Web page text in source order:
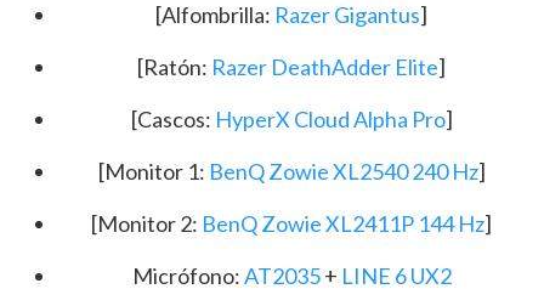
[Alfombrilla: Razer Gigantus]
[Ratón: Razer DeathAdder Elite]
[Cascos: HyperX Cloud Alpha Pro]
[Monitor 1: BenQ Zowie XL2540 240 Hz]
[Monitor 2: BenQ Zowie XL2411P 144 Hz]
Micrófono:AT2035+ LINE 6 UX2